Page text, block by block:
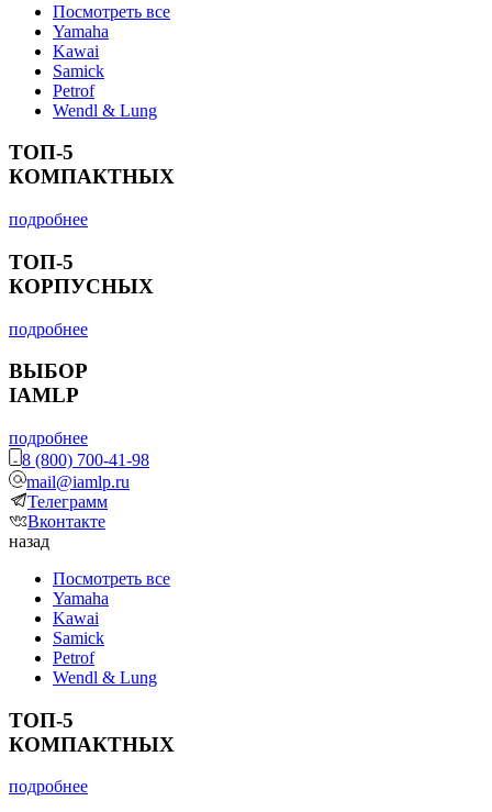
Посмотреть все
Yamaha
Kawai
Samick
Petrof
Wendl & Lung
ТОП-5
КОМПАКТНЫХ
подробнее
ТОП-5
КОРПУСНЫХ
подробнее
ВЫБОР
IAMLP
подробнее
8 (800) 700-41-98
mail@iamlp.ru
Телеграмм
Вконтакте
назад
Посмотреть все
Yamaha
Kawai
Samick
Petrof
Wendl & Lung
ТОП-5
КОМПАКТНЫХ
подробнее